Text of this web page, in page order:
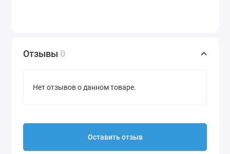
Отзывы 0
Нет отзывов о данном товаре.
Оставить отзыв